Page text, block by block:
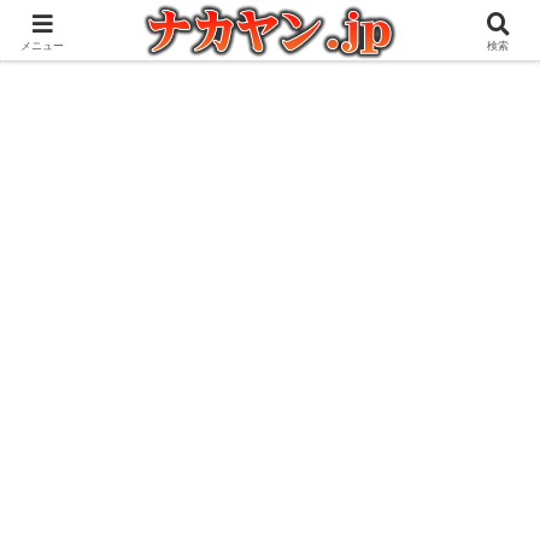
アウトドアとガジェット好きな管理人の愉快な日々を綴るブログ
メニュー 検索